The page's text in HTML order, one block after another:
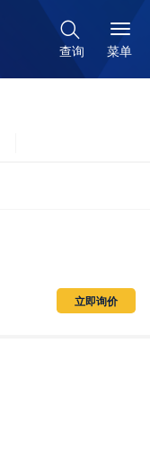

查询 菜单
立即询价